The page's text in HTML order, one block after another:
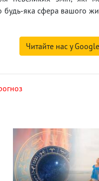
яка сфера вашого
Читайте нас у